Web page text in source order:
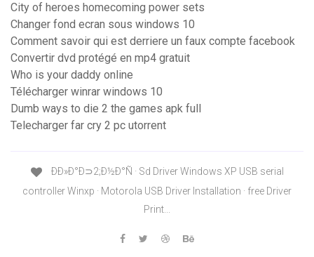
City of heroes homecoming power sets
Changer fond ecran sous windows 10
Comment savoir qui est derriere un faux compte facebook
Convertir dvd protégé en mp4 gratuit
Who is your daddy online
Télécharger winrar windows 10
Dumb ways to die 2 the games apk full
Telecharger far cry 2 pc utorrent
ÐÐ»Ð°Ð⊃2;Ð½Ð°Ñ · Sd Driver Windows XP USB serial
controller Winxp · Motorola USB Driver Installation · free Driver
Print...